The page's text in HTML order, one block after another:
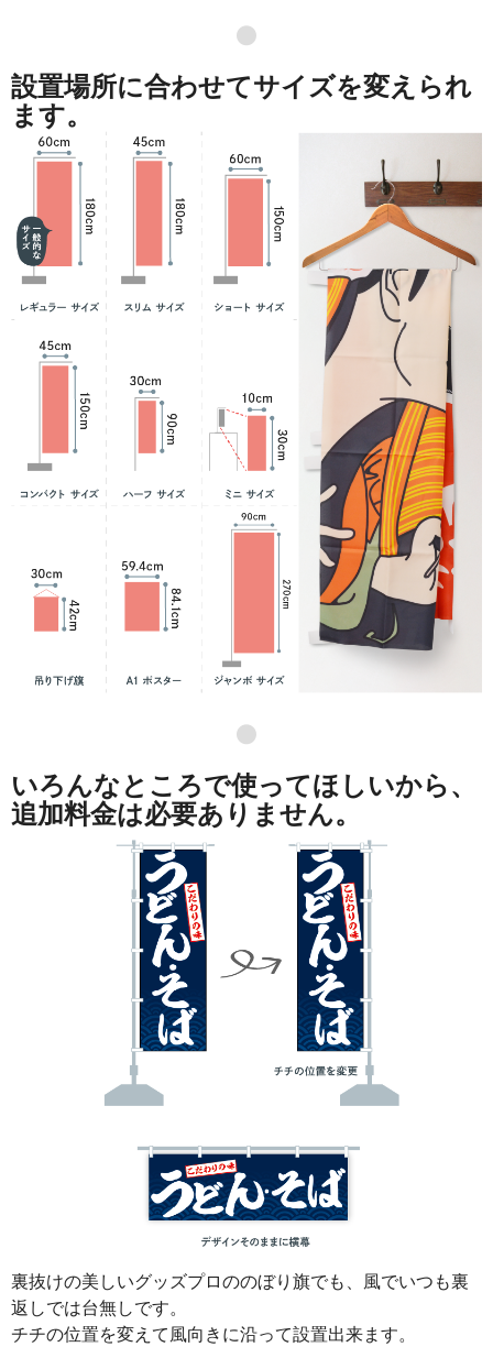
●
設置場所に合わせてサイズを変えられ
ます。
●
いろんなところで使ってほしいから、
追加料金は必要ありません。
裏抜けの美しいグッズプロののぼり旗でも、風でいつも裏
返しでは台無しです。
チチの位置を変えて風向きに沿って設置出来ます。